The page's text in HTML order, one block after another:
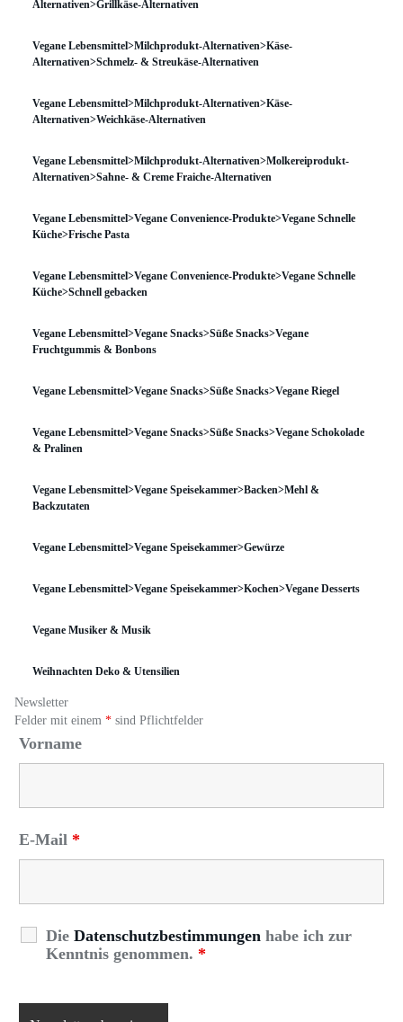
Alternativen>Grillkäse-Alternativen
Vegane Lebensmittel>Milchprodukt-Alternativen>Käse-
Alternativen>Schmelz- & Streukäse-Alternativen
Vegane Lebensmittel>Milchprodukt-Alternativen>Käse-
Alternativen>Weichkäse-Alternativen
Vegane Lebensmittel>Milchprodukt-Alternativen>Molkereiprodukt-
Alternativen>Sahne- & Creme Fraiche-Alternativen
Vegane Lebensmittel>Vegane Convenience-Produkte>Vegane Schnelle
Küche>Frische Pasta
Vegane Lebensmittel>Vegane Convenience-Produkte>Vegane Schnelle
Küche>Schnell gebacken
Vegane Lebensmittel>Vegane Snacks>Süße Snacks>Vegane
Fruchtgummis & Bonbons
Vegane Lebensmittel>Vegane Snacks>Süße Snacks>Vegane Riegel
Vegane Lebensmittel>Vegane Snacks>Süße Snacks>Vegane Schokolade
& Pralinen
Vegane Lebensmittel>Vegane Speisekammer>Backen>Mehl &
Backzutaten
Vegane Lebensmittel>Vegane Speisekammer>Gewürze
Vegane Lebensmittel>Vegane Speisekammer>Kochen>Vegane Desserts
Vegane Musiker & Musik
Weihnachten Deko & Utensilien
Newsletter
Felder mit einem * sind Pflichtfelder
Vorname
E-Mail *
Die Datenschutzbestimmungen habe ich zur
Kenntnis genommen. *